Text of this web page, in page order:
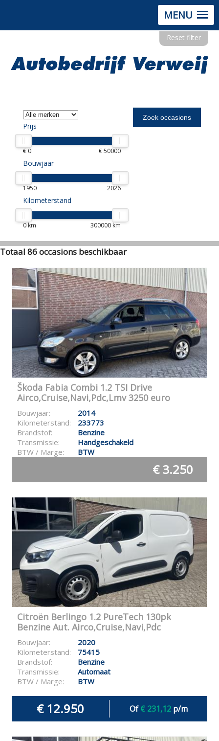
MENU
Prijs
€ 0 € 50000
Bouwjaar
1950 2026
Kilometerstand
0 km 300000 km
Reset filter
Totaal 86 occasions beschikbaar
Škoda Fabia Combi 1.2 TSI Drive
Airco,Cruise,Navi,Pdc,Lmv 3250 euro
Bouwjaar:
2014
Kilometerstand:
233773
Brandstof:
Benzine
Transmissie:
Handgeschakeld
BTW / Marge:
BTW
€ 3.250
Citroën Berlingo 1.2 PureTech 130pk
Benzine Aut. Airco,Cruise,Navi,Pdc
Bouwjaar:
2020
Kilometerstand:
75415
Brandstof:
Benzine
Transmissie:
Automaat
BTW / Marge:
BTW
€ 12.950 Of€ 231,12p/m